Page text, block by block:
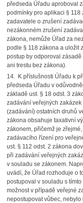
předseda Úřadu aproboval
podmínky pro aplikaci §
zadavatele o zrušení
nezákonném zrušení
zákona, nemůže Úřad za
podle § 118 zákona a uložit
postup by odporoval zásadě
ani trestu bez zákona).
14. K příslušnosti Úřadu k
předseda Úřadu v
základě ust. § 18 odst. 3
zadávání veřejných zakázek
(zadávání) ostatních druhů
zákona obsahuje taxativní
zákonem, přičemž je
zadávacího řízení pro
ust. § 112 odst. 2 zákona
při zadávání veřejných
v souladu se zákonem.
uvádí, že Úřad rozhoduje o
postupoval v souladu s
možnost v případě veřejné
nepostupovat vůbec,